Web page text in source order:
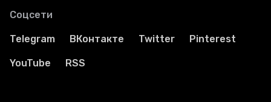
Соцсети
Telegram ВКонтакте Twitter Pinterest
YouTube RSS